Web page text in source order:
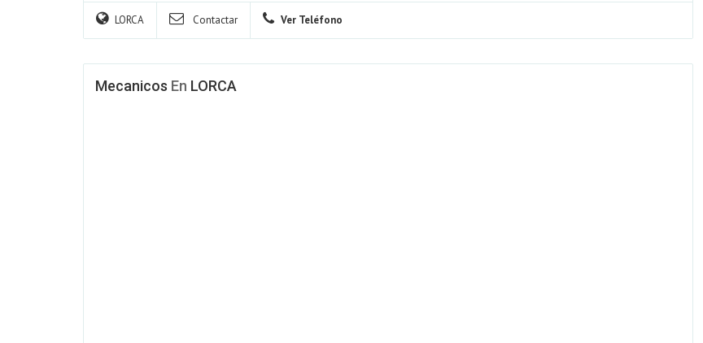
LORCA Contactar Ver Teléfono
Mecanicos En LORCA